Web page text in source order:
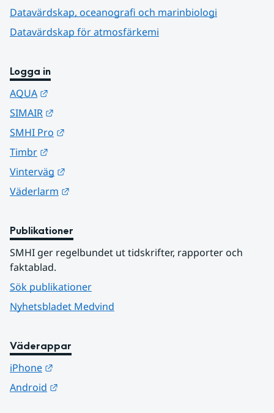
Datavärdskap, oceanografi och marinbiologi
Datavärdskap för atmosfärkemi
Logga in
AQUA
SIMAIR
SMHI Pro
Timbr
Vinterväg
Väderlarm
Publikationer
SMHI ger regelbundet ut tidskrifter, rapporter och
faktablad.
Sök publikationer
Nyhetsbladet Medvind
Väderappar
iPhone
Android